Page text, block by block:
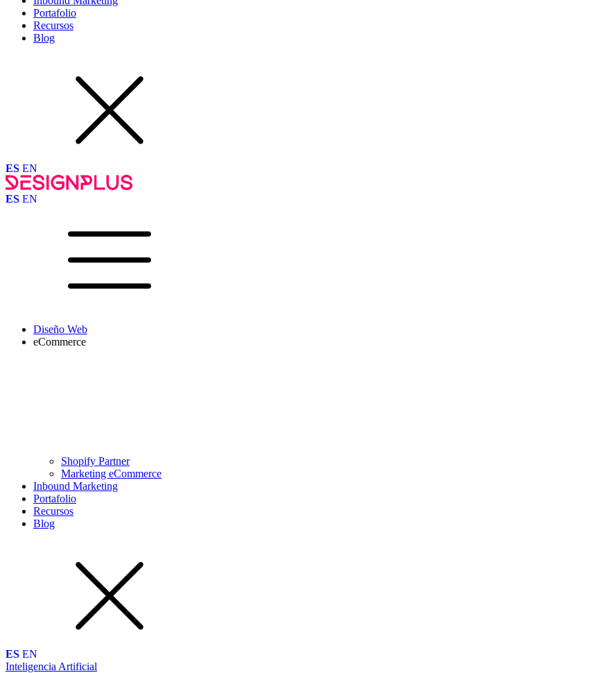
Portafolio
Recursos
Blog
ES EN
ES EN
Diseño Web
eCommerce
Shopify Partner
Marketing eCommerce
Inbound Marketing
Portafolio
Recursos
Blog
ES EN
Inteligencia Artificial